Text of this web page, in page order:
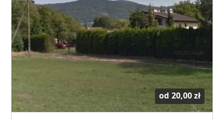
od 20,00 zł